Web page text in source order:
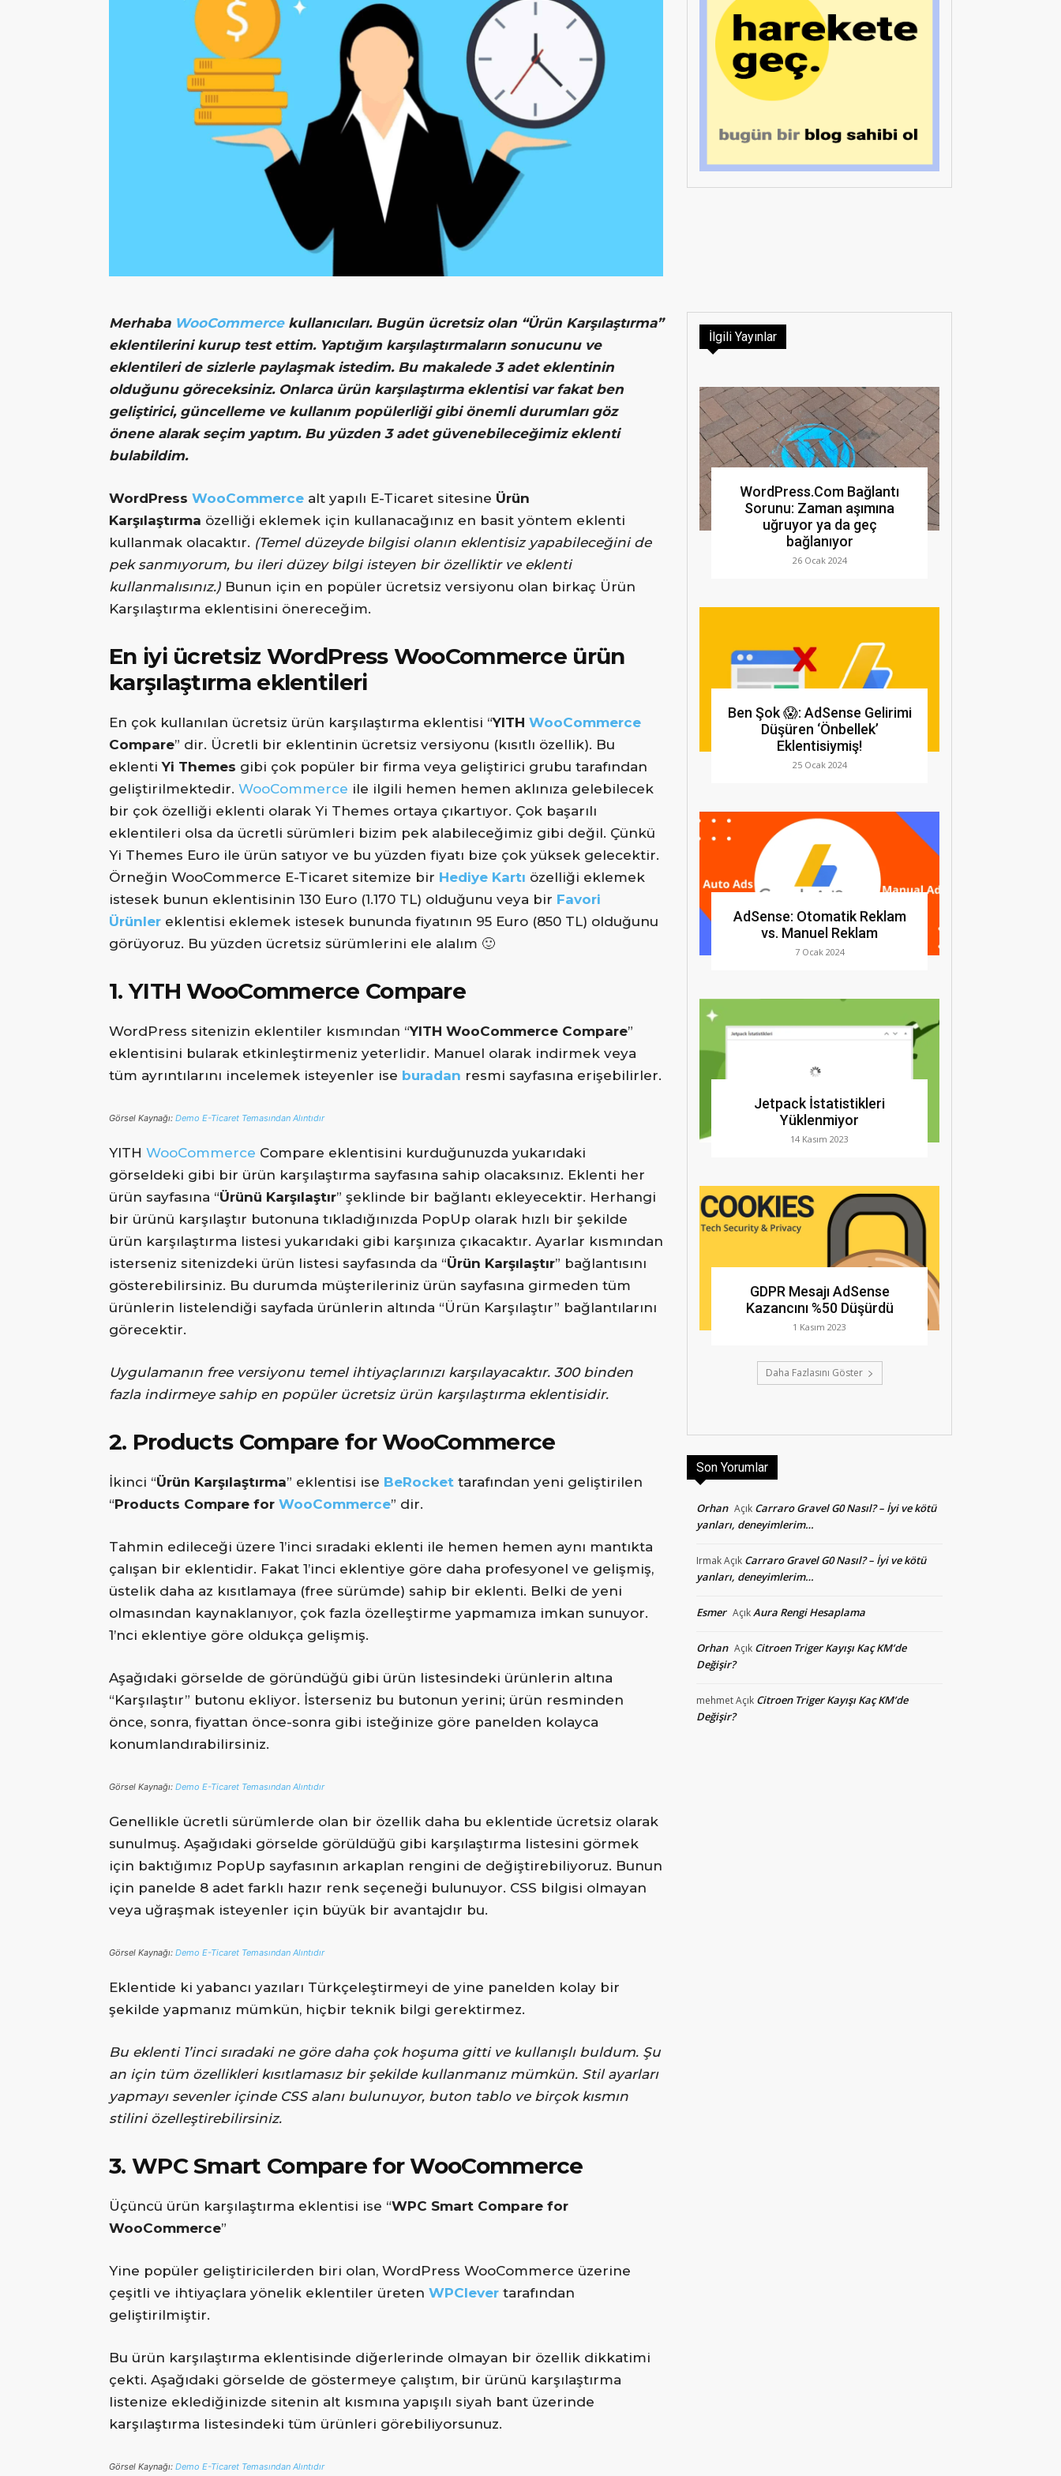
Merkezi
Merhaba WooCommerce kullanıcıları. Bugün ücretsiz olan “Ürün Karşılaştırma”
eklentilerini kurup test ettim. Yaptığım karşılaştırmaların sonucunu ve
eklentileri de sizlerle paylaşmak istedim. Bu makalede 3 adet eklentinin
olduğunu göreceksiniz. Onlarca ürün karşılaştırma eklentisi var fakat ben
geliştirici, güncelleme ve kullanım popülerliği gibi önemli durumları göz
önene alarak seçim yaptım. Bu yüzden 3 adet güvenebileceğimiz eklenti
bulabildim.
WordPress WooCommerce alt yapılı E-Ticaret sitesine Ürün
Karşılaştırma özelliği eklemek için kullanacağınız en basit yöntem eklenti
kullanmak olacaktır. (Temel düzeyde bilgisi olanın eklentisiz yapabileceğini de
pek sanmıyorum, bu ileri düzey bilgi isteyen bir özelliktir ve eklenti
kullanmalısınız.) Bunun için en popüler ücretsiz versiyonu olan birkaç Ürün
Karşılaştırma eklentisini önereceğim.
En iyi ücretsiz WordPress WooCommerce ürün
karşılaştırma eklentileri
En çok kullanılan ücretsiz ürün karşılaştırma eklentisi “YITH WooCommerce
Compare” dir. Ücretli bir eklentinin ücretsiz versiyonu (kısıtlı özellik). Bu
eklentiYi Themes gibi çok popüler bir firma veya geliştirici grubu tarafından
geliştirilmektedir. WooCommerce ile ilgili hemen hemen aklınıza gelebilecek
bir çok özelliği eklenti olarak Yi Themes ortaya çıkartıyor. Çok başarılı
eklentileri olsa da ücretli sürümleri bizim pek alabileceğimiz gibi değil. Çünkü
Yi Themes Euro ile ürün satıyor ve bu yüzden fiyatı bize çok yüksek gelecektir.
Örneğin WooCommerce E-Ticaret sitemize bir Hediye Kartı özelliği eklemek
istesek bunun eklentisinin 130 Euro (1.170 TL) olduğunu veya bir Favori
Ürünler eklentisi eklemek istesek bununda fiyatının 95 Euro (850 TL) olduğunu
görüyoruz. Bu yüzden ücretsiz sürümlerini ele alalım 🙂
1. YITH WooCommerce Compare
WordPress sitenizin eklentiler kısmından “YITH WooCommerce Compare”
eklentisini bularak etkinleştirmeniz yeterlidir. Manuel olarak indirmek veya
tüm ayrıntılarını incelemek isteyenler ise buradan resmi sayfasına erişebilirler.
Görsel Kaynağı: Demo E-Ticaret Temasından Alıntıdır
YITH WooCommerce Compare eklentisini kurduğunuzda yukarıdaki
görseldeki gibi bir ürün karşılaştırma sayfasına sahip olacaksınız. Eklenti her
ürün sayfasına “Ürünü Karşılaştır” şeklinde bir bağlantı ekleyecektir. Herhangi
bir ürünü karşılaştır butonuna tıkladığınızda PopUp olarak hızlı bir şekilde
ürün karşılaştırma listesi yukarıdaki gibi karşınıza çıkacaktır. Ayarlar kısmından
isterseniz sitenizdeki ürün listesi sayfasında da “Ürün Karşılaştır” bağlantısını
gösterebilirsiniz. Bu durumda müşterileriniz ürün sayfasına girmeden tüm
ürünlerin listelendiği sayfada ürünlerin altında “Ürün Karşılaştır” bağlantılarını
görecektir.
Uygulamanın free versiyonu temel ihtiyaçlarınızı karşılayacaktır. 300 binden
fazla indirmeye sahip en popüler ücretsiz ürün karşılaştırma eklentisidir.
2. Products Compare for WooCommerce
İkinci “Ürün Karşılaştırma” eklentisi ise BeRocket tarafından yeni geliştirilen
“Products Compare for WooCommerce” dir.
Tahmin edileceği üzere 1’inci sıradaki eklenti ile hemen hemen aynı mantıkta
çalışan bir eklentidir. Fakat 1’inci eklentiye göre daha profesyonel ve gelişmiş,
üstelik daha az kısıtlamaya (free sürümde) sahip bir eklenti. Belki de yeni
olmasından kaynaklanıyor, çok fazla özelleştirme yapmamıza imkan sunuyor.
1’nci eklentiye göre oldukça gelişmiş.
Aşağıdaki görselde de göründüğü gibi ürün listesindeki ürünlerin altına
“Karşılaştır” butonu ekliyor. İsterseniz bu butonun yerini; ürün resminden
önce, sonra, fiyattan önce-sonra gibi isteğinize göre panelden kolayca
konumlandırabilirsiniz.
Görsel Kaynağı: Demo E-Ticaret Temasından Alıntıdır
Genellikle ücretli sürümlerde olan bir özellik daha bu eklentide ücretsiz olarak
sunulmuş. Aşağıdaki görselde görüldüğü gibi karşılaştırma listesini görmek
için baktığımız PopUp sayfasının arkaplan rengini de değiştirebiliyoruz. Bunun
için panelde 8 adet farklı hazır renk seçeneği bulunuyor. CSS bilgisi olmayan
veya uğraşmak isteyenler için büyük bir avantajdır bu.
Görsel Kaynağı: Demo E-Ticaret Temasından Alıntıdır
Eklentide ki yabancı yazıları Türkçeleştirmeyi de yine panelden kolay bir
şekilde yapmanız mümkün, hiçbir teknik bilgi gerektirmez.
Bu eklenti 1’inci sıradaki ne göre daha çok hoşuma gitti ve kullanışlı buldum. Şu
an için tüm özellikleri kısıtlamasız bir şekilde kullanmanız mümkün. Stil ayarları
yapmayı sevenler içinde CSS alanı bulunuyor, buton tablo ve birçok kısmın
stilini özelleştirebilirsiniz.
3. WPC Smart Compare for WooCommerce
Üçüncü ürün karşılaştırma eklentisi ise “WPC Smart Compare for
WooCommerce”
Yine popüler geliştiricilerden biri olan, WordPress WooCommerce üzerine
çeşitli ve ihtiyaçlara yönelik eklentiler üreten WPClever tarafından
geliştirilmiştir.
Bu ürün karşılaştırma eklentisinde diğerlerinde olmayan bir özellik dikkatimi
çekti. Aşağıdaki görselde de göstermeye çalıştım, bir ürünü karşılaştırma
listenize eklediğinizde sitenin alt kısmına yapışılı siyah bant üzerinde
karşılaştırma listesindeki tüm ürünleri görebiliyorsunuz.
Görsel Kaynağı: Demo E-Ticaret Temasından Alıntıdır
İlgili Yayınlar
WordPress.Com Bağlantı
Sorunu: Zaman aşımına
uğruyor ya da geç
bağlanıyor
26 Ocak 2024
Ben Şok 😱: AdSense Gelirimi
Düşüren ‘Önbellek’
Eklentisiymiş!
25 Ocak 2024
AdSense: Otomatik Reklam
vs. Manuel Reklam
7 Ocak 2024
Jetpack İstatistikleri
Yüklenmiyor
14 Kasım 2023
GDPR Mesajı AdSense
Kazancını %50 Düşürdü
1 Kasım 2023
Daha Fazlasını Göster
Son Yorumlar
Orhan Açık Carraro Gravel G0 Nasıl? – İyi ve kötü
yanları, deneyimlerim…
IrmakAçık Carraro Gravel G0 Nasıl? – İyi ve kötü
yanları, deneyimlerim…
Esmer AçıkAura Rengi Hesaplama
Orhan Açık Citroen Triger Kayışı Kaç KM’de
Değişir?
mehmetAçık Citroen Triger Kayışı Kaç KM’de
Değişir?